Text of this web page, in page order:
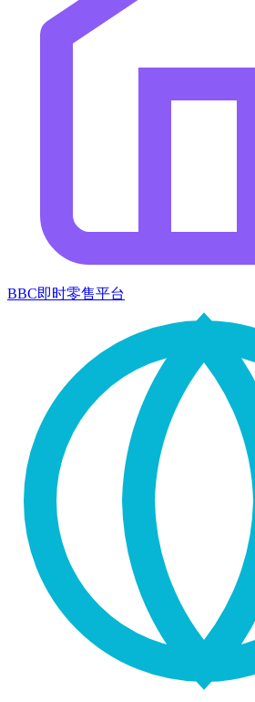
BBC即时零售平台